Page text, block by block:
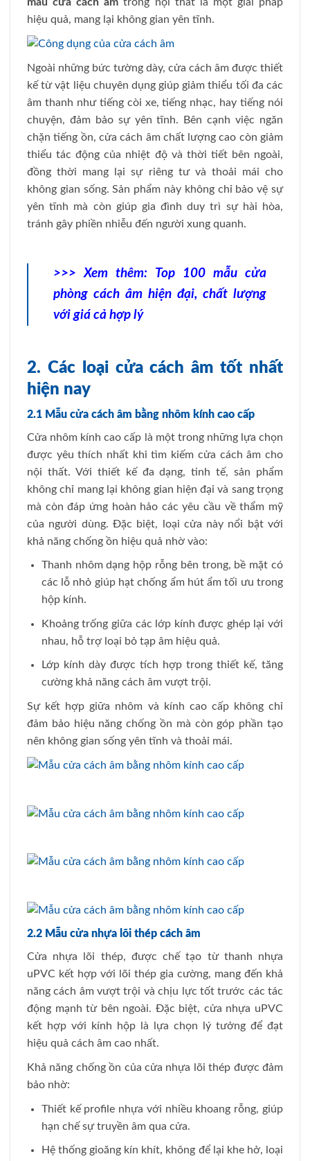
mẫu cửa cách âm trong nội thất là một giải pháp
hiệu quả, mang lại không gian yên tĩnh.
Ngoài những bức tường dày, cửa cách âm được thiết
kế từ vật liệu chuyên dụng giúp giảm thiểu tối đa các
âm thanh như tiếng còi xe, tiếng nhạc, hay tiếng nói
chuyện, đảm bảo sự yên tĩnh. Bên cạnh việc ngăn
chặn tiếng ồn, cửa cách âm chất lượng cao còn giảm
thiểu tác động của nhiệt độ và thời tiết bên ngoài,
đồng thời mang lại sự riêng tư và thoải mái cho
không gian sống. Sản phẩm này không chỉ bảo vệ sự
yên tĩnh mà còn giúp gia đình duy trì sự hài hòa,
tránh gây phiền nhiễu đến người xung quanh.
>>> Xem thêm:
Top 100 mẫu cửa
phòng cách âm hiện đại, chất lượng
với giá cả hợp lý
2. Các loại cửa cách âm tốt nhất
hiện nay
2.1 Mẫu cửa cách âm bằng nhôm kính cao cấp
Cửa nhôm kính cao cấp là một trong những lựa chọn
được yêu thích nhất khi tìm kiếm cửa cách âm cho
nội thất. Với thiết kế đa dạng, tinh tế, sản phẩm
không chỉ mang lại không gian hiện đại và sang trọng
mà còn đáp ứng hoàn hảo các yêu cầu về thẩm mỹ
của người dùng. Đặc biệt, loại cửa này nổi bật với
khả năng chống ồn hiệu quả nhờ vào:
Thanh nhôm dạng hộp rỗng bên trong, bề mặt có
các lỗ nhỏ giúp hạt chống ẩm hút ẩm tối ưu trong
hộp kính.
Khoảng trống giữa các lớp kính được ghép lại với
nhau, hỗ trợ loại bỏ tạp âm hiệu quả.
Lớp kính dày được tích hợp trong thiết kế, tăng
cường khả năng cách âm vượt trội.
Sự kết hợp giữa nhôm và kính cao cấp không chỉ
đảm bảo hiệu năng chống ồn mà còn góp phần tạo
nên không gian sống yên tĩnh và thoải mái.
2.2 Mẫu cửa nhựa lõi thép cách âm
Cửa nhựa lõi thép, được chế tạo từ thanh nhựa
uPVC kết hợp với lõi thép gia cường, mang đến khả
năng cách âm vượt trội và chịu lực tốt trước các tác
động mạnh từ bên ngoài. Đặc biệt, cửa nhựa uPVC
kết hợp với kính hộp là lựa chọn lý tưởng để đạt
hiệu quả cách âm cao nhất.
Khả năng chống ồn của cửa nhựa lõi thép được đảm
bảo nhờ:
Thiết kế profile nhựa với nhiều khoang rỗng, giúp
hạn chế sự truyền âm qua cửa.
Hệ thống gioăng kín khít, không để lại khe hở, loại